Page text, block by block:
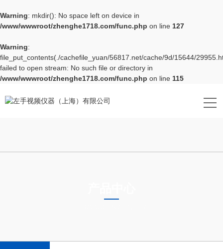
Warning: mkdir(): No space left on device in
/www/wwwroot/zhenghe1718.com/func.php on line 127
Warning:
file_put_contents(./cachefile_yuan/56817.net/cache/9d/15644/
failed to open stream: No such file or directory in
/www/wwwroot/zhenghe1718.com/func.php on line 115